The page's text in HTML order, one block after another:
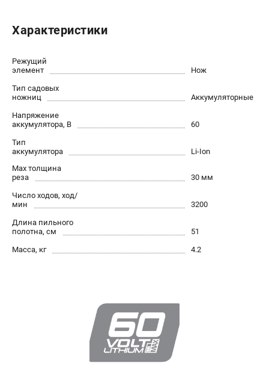
Новости
Контакты
Правила обмена и возврата
Способы оплаты
Бонусная программа
Пользовательское соглашение
САДОВАЯ ТЕХНИКА
Аэраторы
Воздуходувки
Газонокосилки
Кусторезы
ЭЛЕКТРОИНСТРУМЕНТ
Характеристики
Режущий
элемент
Нож
Тип садовых
ножниц
Аккумуляторные
Напряжение
аккумулятора, В
60
Тип
аккумулятора
Li-Ion
Max толщина
реза
30 мм
Число ходов, ход/
мин
3200
Длина пильного
полотна, см
51
Масса, кг
4.2